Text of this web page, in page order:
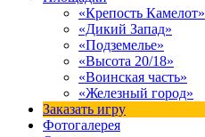
«Крепость Камелот»
«Дикий Запад»
«Подземелье»
«Высота 20/18»
«Воинская часть»
«Железный город»
Заказать игру
Фотогалерея